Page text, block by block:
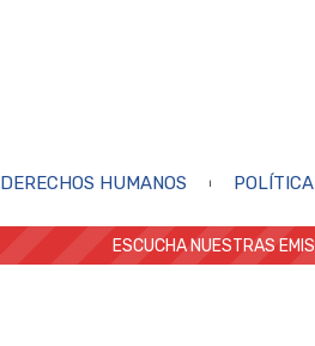
DERECHOS HUMANOS POLÍTICA
ESCUCHA NUESTRAS